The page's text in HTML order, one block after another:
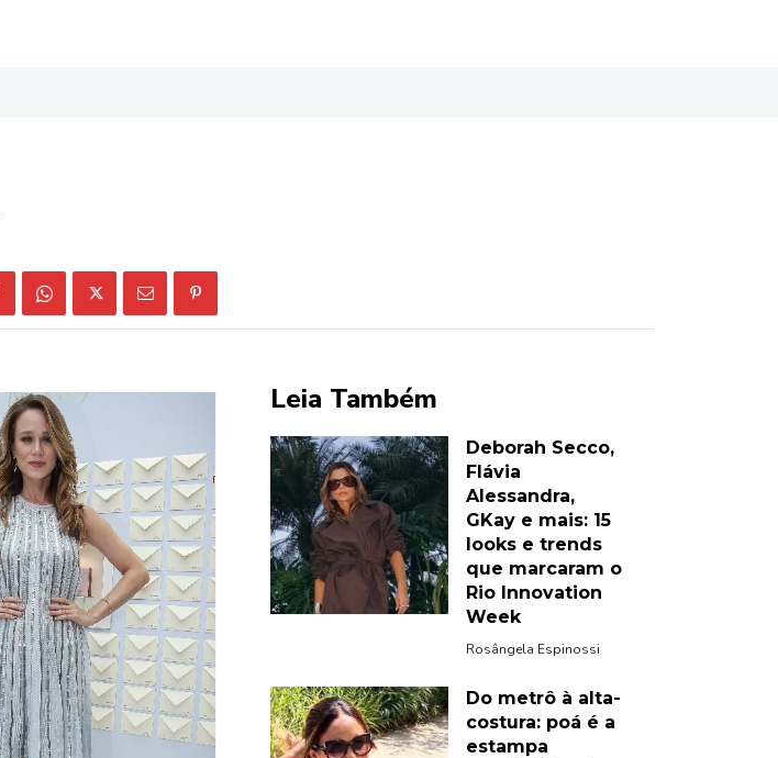
Leia Também
Deborah Secco,
Flávia
Alessandra,
GKay e mais: 15
looks e trends
que marcaram o
Rio Innovation
Week
Rosângela Espinossi
Do metrô à alta-
costura: poá é a
estampa